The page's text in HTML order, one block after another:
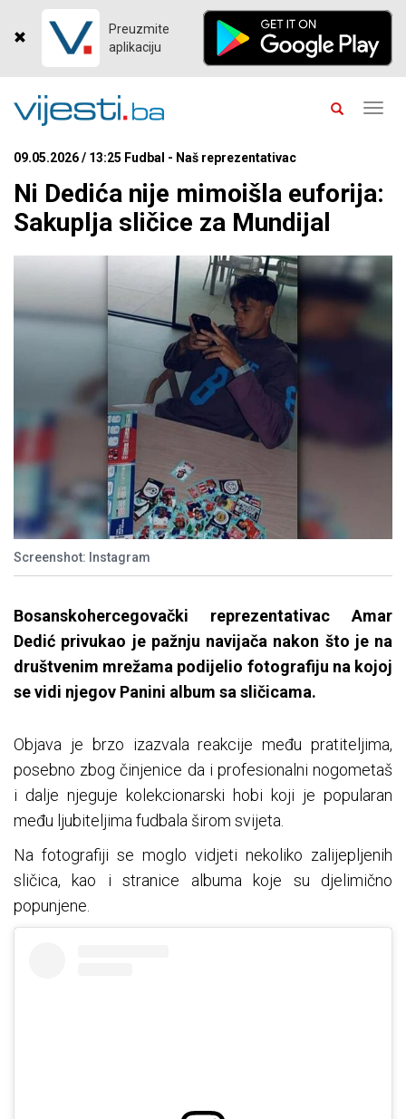
Preuzmite
aplikaciju
09.05.2026 / 13:25 Fudbal - Naš reprezentativac
Ni Dedića nije mimoišla euforija:
Sakuplja sličice za Mundijal
Screenshot: Instagram
Bosanskohercegovački reprezentativac Amar
Dedić privukao je pažnju navijača nakon što je na
društvenim mrežama podijelio fotografiju na kojoj
se vidi njegov Panini album sa sličicama.
Objava je brzo izazvala reakcije među pratiteljima,
posebno zbog činjenice da i profesionalni nogometaš
i dalje njeguje kolekcionarski hobi koji je popularan
među ljubiteljima fudbala širom svijeta.
Na fotografiji se moglo vidjeti nekoliko zalijepljenih
sličica, kao i stranice albuma koje su djelimično
popunjene.